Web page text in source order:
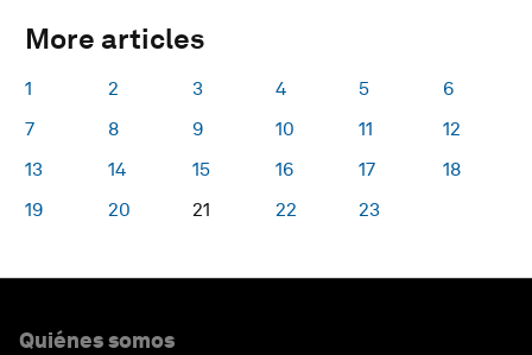
More articles
1 2 3 4 5
6
7
8 9 10 11
12
13
14 15 16 17
18
19
20 21 22 23
Quiénes somos